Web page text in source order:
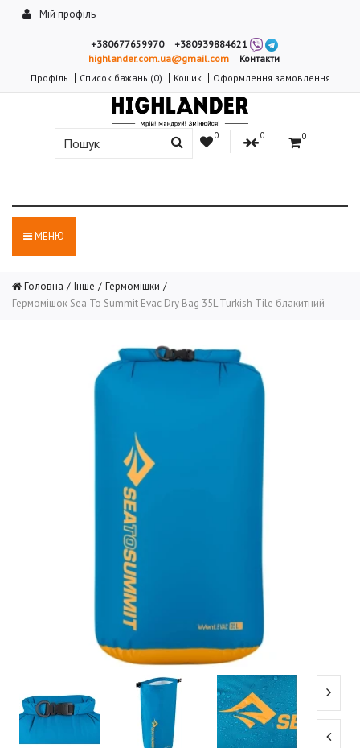
Мій профіль
+380677659970
+380939884621
highlander.com.ua@gmail.com
Контакти
Профіль
Список бажань (0) Кошик Оформлення замовлення
0 0 0
МЕНЮ
Головна Інше
Гермомішки
Гермомішок Sea To Summit Evac Dry Bag 35L Turkish Tile блакитний